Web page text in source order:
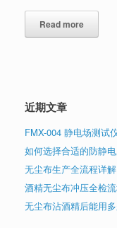
Read more
近期文章
FMX-004 静电场测试
如何选择合适的防静
无尘布生产全流程详
酒精无尘布冲压全检
无尘布沾酒精后能用